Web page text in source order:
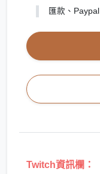
匯款、Paypal
Twitch資訊欄 ：